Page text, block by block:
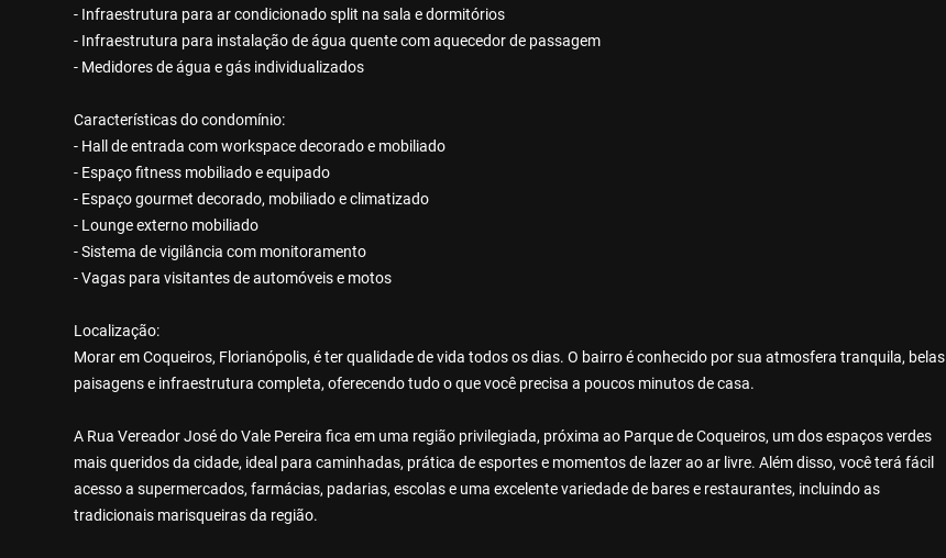
- Infraestrutura para ar condicionado split na sala e dormitórios
- Infraestrutura para instalação de água quente com aquecedor de passagem
- Medidores de água e gás individualizados
Características do condomínio:
- Hall de entrada com workspace decorado e mobiliado
- Espaço fitness mobiliado e equipado
- Espaço gourmet decorado, mobiliado e climatizado
- Lounge externo mobiliado
- Sistema de vigilância com monitoramento
- Vagas para visitantes de automóveis e motos
Localização:
Morar em Coqueiros, Florianópolis, é ter qualidade de vida todos os dias. O bairro é conhecido por sua atmosfera tranquila, belas
paisagens e infraestrutura completa, oferecendo tudo o que você precisa a poucos minutos de casa.
A Rua Vereador José do Vale Pereira fica em uma região privilegiada, próxima ao Parque de Coqueiros, um dos espaços verdes
mais queridos da cidade, ideal para caminhadas, prática de esportes e momentos de lazer ao ar livre. Além disso, você terá fácil
acesso a supermercados, farmácias, padarias, escolas e uma excelente variedade de bares e restaurantes, incluindo as
tradicionais marisqueiras da região.